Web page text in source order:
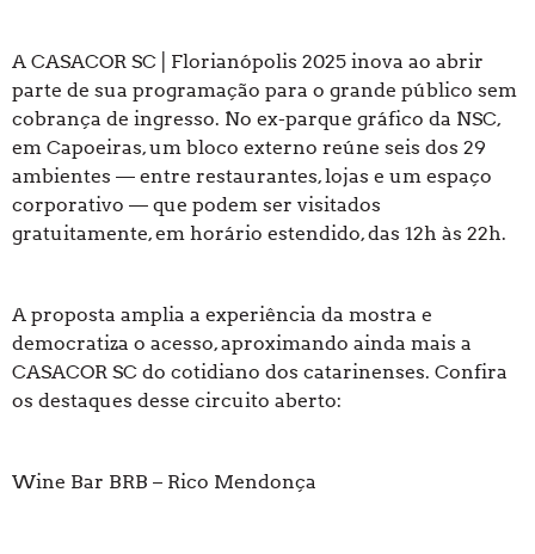
A CASACOR SC | Florianópolis 2025 inova ao abrir
parte de sua programação para o grande público sem
cobrança de ingresso. No ex-parque gráfico da NSC,
em Capoeiras, um bloco externo reúne seis dos 29
ambientes — entre restaurantes, lojas e um espaço
corporativo — que podem ser visitados
gratuitamente, em horário estendido, das 12h às 22h.
A proposta amplia a experiência da mostra e
democratiza o acesso, aproximando ainda mais a
CASACOR SC do cotidiano dos catarinenses. Confira
os destaques desse circuito aberto:
Wine Bar BRB – Rico Mendonça